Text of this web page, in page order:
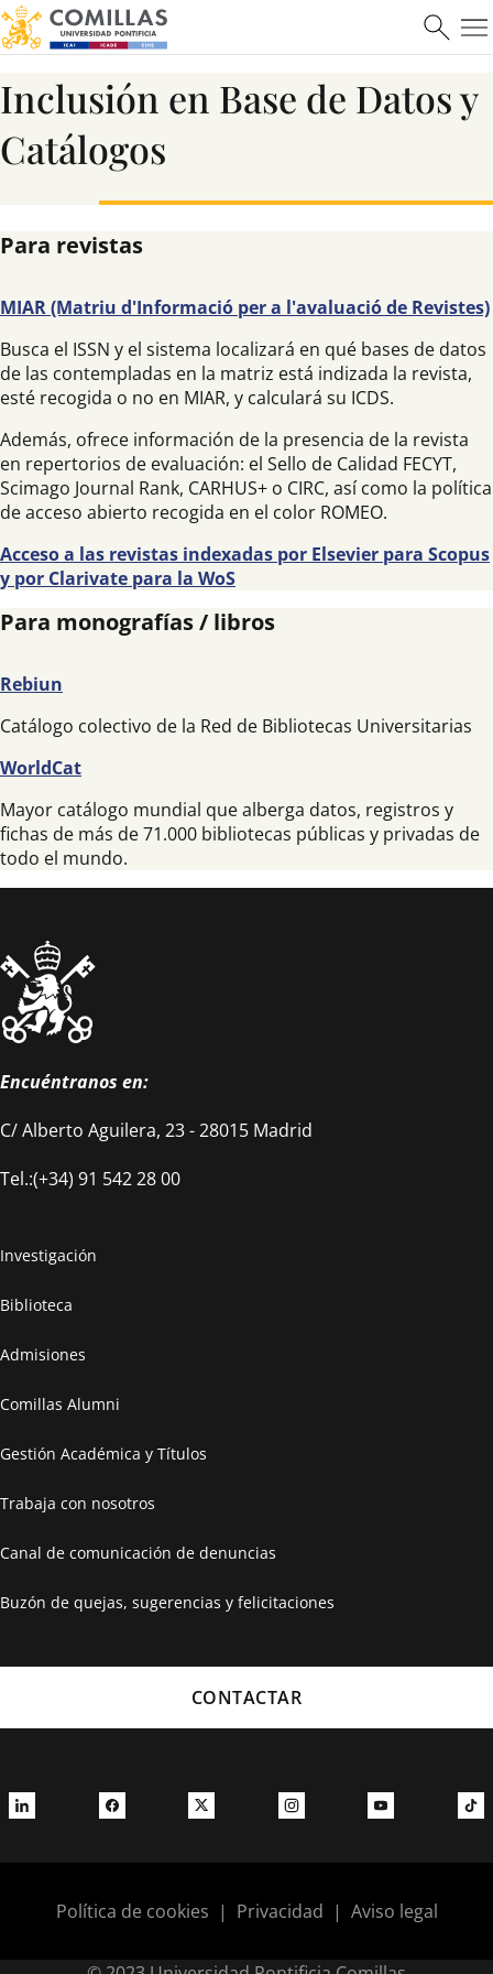
ICAI
Máster en Ciberseguridad
Inclusión en Base de Datos y
Catálogos
Para revistas
MIAR (Matriu d'Informació per a l'avaluació de Revistes)
Busca el ISSN y el sistema localizará en qué bases de datos
de las contempladas en la matriz está indizada la revista,
esté recogida o no en MIAR, y calculará su ICDS.
Además, ofrece información de la presencia de la revista
en repertorios de evaluación: el Sello de Calidad FECYT,
Scimago Journal Rank, CARHUS+ o CIRC, así como la política
de acceso abierto recogida en el color ROMEO.
Acceso a las revistas indexadas por Elsevier para Scopus
y por Clarivate para la WoS
Para monografías / libros
Rebiun
Catálogo colectivo de la Red de Bibliotecas Universitarias
WorldCat
Mayor catálogo mundial que alberga datos, registros y
fichas de más de 71.000 bibliotecas públicas y privadas de
todo el mundo.
Encuéntranos en:
C/ Alberto Aguilera, 23 - 28015 Madrid
Tel.:(+34) 91 542 28 00
Investigación
Biblioteca
Admisiones
Comillas Alumni
Gestión Académica y Títulos
Trabaja con nosotros
Canal de comunicación de denuncias
Buzón de quejas, sugerencias y felicitaciones
CONTACTAR
Política de cookies | Privacidad | Aviso legal